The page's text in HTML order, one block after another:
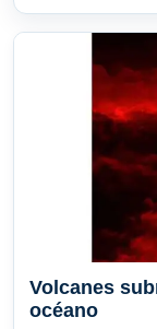
Volcanes
océano